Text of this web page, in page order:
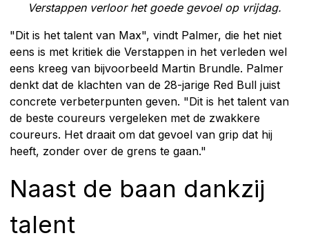
Verstappen verloor het goede gevoel op vrijdag.
"Dit is het talent van Max", vindt Palmer, die het niet
eens is met kritiek die Verstappen in het verleden wel
eens kreeg van bijvoorbeeld Martin Brundle. Palmer
denkt dat de klachten van de 28-jarige Red Bull juist
concrete verbeterpunten geven. "Dit is het talent van
de beste coureurs vergeleken met de zwakkere
coureurs. Het draait om dat gevoel van grip dat hij
heeft, zonder over de grens te gaan."
Naast de baan dankzij
talent